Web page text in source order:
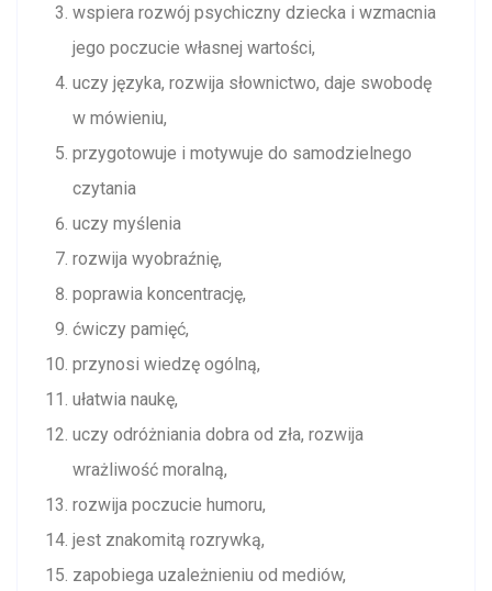
wspiera rozwój psychiczny dziecka i wzmacnia
jego poczucie własnej wartości,
uczy języka, rozwija słownictwo, daje swobodę
w mówieniu,
przygotowuje i motywuje do samodzielnego
czytania
uczy myślenia
rozwija wyobraźnię,
poprawia koncentrację,
ćwiczy pamięć,
przynosi wiedzę ogólną,
ułatwia naukę,
uczy odróżniania dobra od zła, rozwija
wrażliwość moralną,
rozwija poczucie humoru,
jest znakomitą rozrywką,
zapobiega uzależnieniu od mediów,